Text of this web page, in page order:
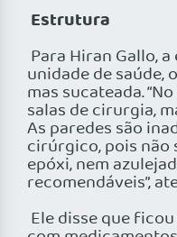
Estrutura
Para Hiran Gallo,
unidade de saúde,
mas sucateada.
salas de cirurgia,
As paredes são
cirúrgico, pois
epóxi, nem
recomendáveis”,
Ele disse que